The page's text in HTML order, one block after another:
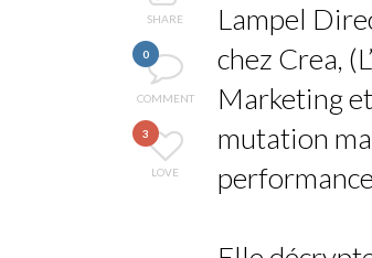
SHARE
0
COMMENT
3
LOVE
Lampel
chez Crea,
Marketing
mutation